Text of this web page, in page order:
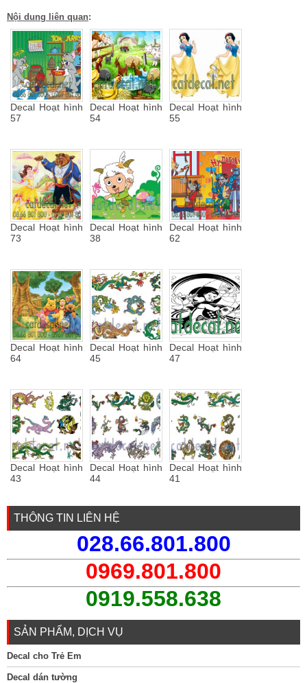
Nội dung liên quan:
Decal Hoạt hình
57
Decal Hoạt hình
54
Decal Hoạt hình
55
Decal Hoạt hình
73
Decal Hoạt hình
38
Decal Hoạt hình
62
Decal Hoạt hình
64
Decal Hoạt hình
45
Decal Hoạt hình
47
Decal Hoạt hình
43
Decal Hoạt hình
44
Decal Hoạt hình
41
THÔNG TIN LIÊN HỆ
028.66.801.800
0969.801.800
0919.558.638
SẢN PHẨM, DỊCH VỤ
Decal cho Trẻ Em
Decal dán tường